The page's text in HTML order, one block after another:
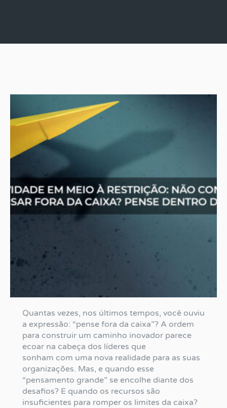
Quantas vezes, nos últimos tempos, você ouviu
a expressão: “pense fora da caixa”? A ordem
para construir um caminho inovador parece
ecoar na cabeça dos líderes que
sonham com uma nova realidade para as suas
organizações. Mas, e quando esse
“pensamento grande” se encolhe diante dos
desafios? E quando os recursos são
insuficientes para romper os limites da caixa?